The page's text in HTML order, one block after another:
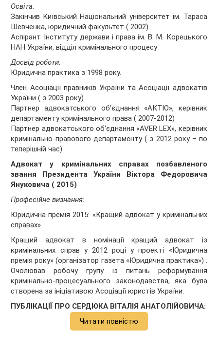
Освіта:
Закінчив Київський Національний університет ім. Тараса
Шевченка, юридичний факультет ( 2002)
Аспірант Інституту держави і права ім. В. М. Корецького
НАН України, відділ кримінального процесу
Досвід роботи:
Юридична практика з 1998 року.
Член Асоціації правників України та Асоціації адвокатів
України ( з 2003 року)
Партнер адвокатського об‘єднання «АКТІО», керівник
департаменту кримінального права ( 2007-2012)
Партнер адвокатського об‘єднання «AVER LEX», керівник
кримінально-правового департаменту ( з 2012 року – по
теперішній час).
Адвокат у кримінальних справах позбавленого
звання Президента України Віктора Федоровича
Януковича ( 2015)
Професійне визнання:
Юридична премія 2015: «Кращий адвокат у кримінальних
справах».
Кращий адвокат в номінації кращий адвокат із
кримінальних справ у 2012 році у проекті «Юридична
премія року» (організатор газета «Юридична практика») .
Очолював робочу групу із питань реформування
кримінально-процесуального законодавства, яка була
створена за ініціативою Асоціації юристів України.
ПУБЛІКАЦІЇ ПРО СЕРДЮКА ВІТАЛІЯ АНАТОЛІЙОВИЧА:
Читати повністю